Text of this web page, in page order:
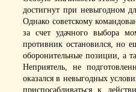
достигнут при невыгодном
Однако советскому
за счет удачного выбора
противник остановился, но
оборонительные позиции, а
Неприятель, не
оказался в невыгодных
приспосабливаться к